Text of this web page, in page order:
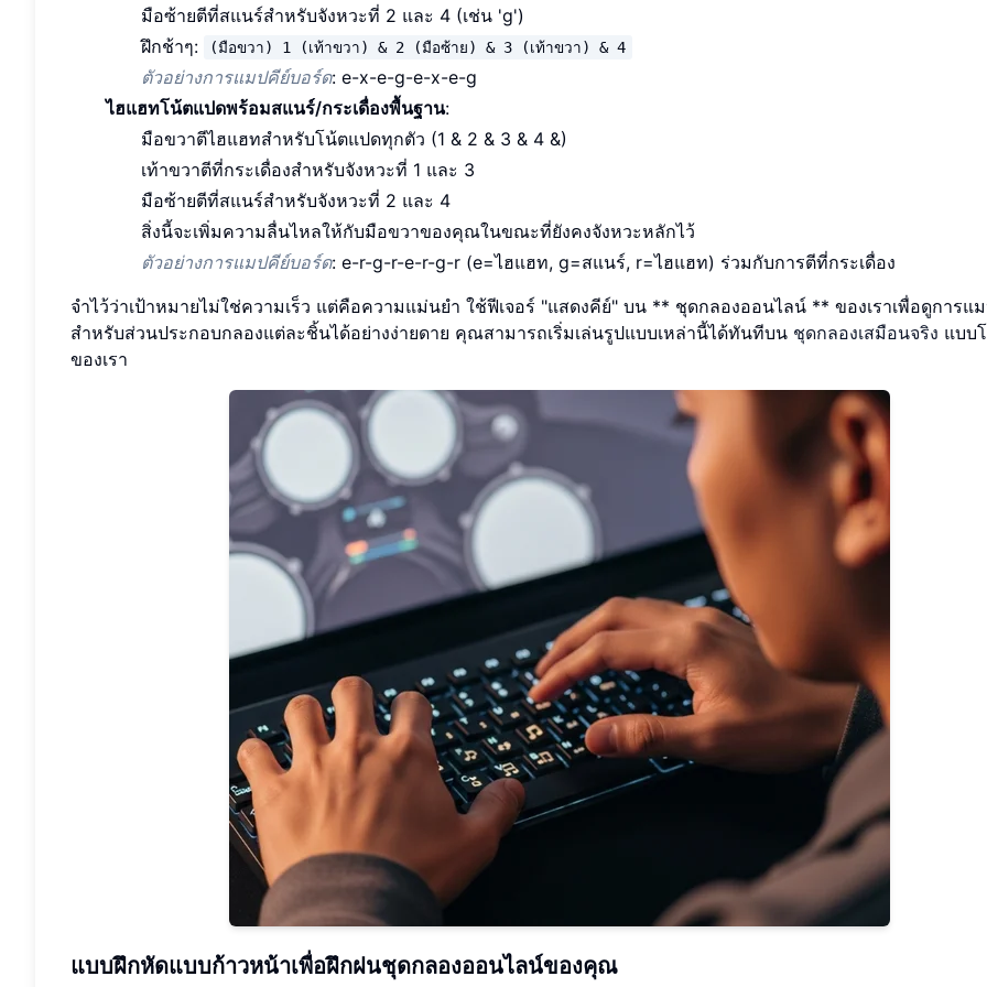
มือซ้ายตีที่สแนร์สำหรับจังหวะที่ 2 และ 4 (เช่น 'g')
ฝึกช้าๆ:
(มือขวา) 1 (เท้าขวา) & 2 (มือซ้าย) & 3 (เท้าขวา) & 4
ตัวอย่างการแมปคีย์บอร์ด: e-x-e-g-e-x-e-g
ไฮแฮทโน้ตแปดพร้อมสแนร์/กระเดื่องพื้นฐาน:
มือขวาตีไฮแฮทสำหรับโน้ตแปดทุกตัว (1 & 2 & 3 & 4 &)
เท้าขวาตีที่กระเดื่องสำหรับจังหวะที่ 1 และ 3
มือซ้ายตีที่สแนร์สำหรับจังหวะที่ 2 และ 4
สิ่งนี้จะเพิ่มความลื่นไหลให้กับมือขวาของคุณในขณะที่ยังคงจังหวะหลักไว้
ตัวอย่างการแมปคีย์บอร์ด: e-r-g-r-e-r-g-r (e=ไฮแฮท, g=สแนร์, r=ไฮแฮท) ร่วมกับการตีที่กระเดื่อง
จำไว้ว่าเป้าหมายไม่ใช่ความเร็ว แต่คือความแม่นยำ ใช้ฟีเจอร์ "แสดงคีย์" บน ** ชุดกลองออนไลน์ ** ของเราเพื่อดูการแ
สำหรับส่วนประกอบกลองแต่ละชิ้นได้อย่างง่ายดาย คุณสามารถเริ่มเล่นรูปแบบเหล่านี้ได้ทันทีบน ชุดกลองเสมือนจริง แบบ
ของเรา
แบบฝึกหัดแบบก้าวหน้าเพื่อฝึกฝนชุดกลองออนไลน์ของคุณ